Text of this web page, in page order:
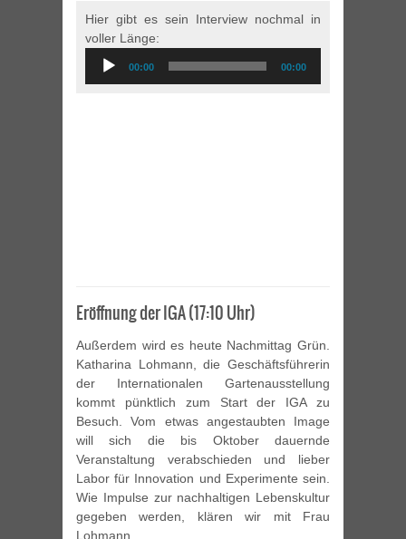
Hier gibt es sein Interview nochmal in
voller Länge:
Audio
Player
00:00 00:00
Eröffnung der IGA (17:10 Uhr)
Außerdem wird es heute Nachmittag Grün.
Katharina Lohmann, die Geschäftsführerin
der Internationalen Gartenausstellung
kommt pünktlich zum Start der IGA zu
Besuch. Vom etwas angestaubten Image
will sich die bis Oktober dauernde
Veranstaltung verabschieden und lieber
Labor für Innovation und Experimente sein.
Wie Impulse zur nachhaltigen Lebenskultur
gegeben werden, klären wir mit Frau
Lohmann.